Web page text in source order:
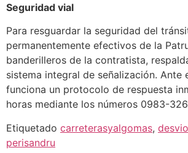
Seguridad vial
Para resguardar la seguridad del
permanentemente efectivos de la
banderilleros de la contratista,
sistema integral de señalización. Ante
funciona un protocolo de respuesta
horas mediante los números 0983-
Etiquetado carreterasyalgomas,
perisandru